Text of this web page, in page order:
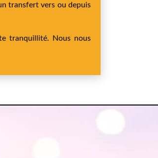
transfert vers ou depuis
tranquillité. Nous nous